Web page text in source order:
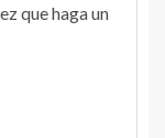
que haga un